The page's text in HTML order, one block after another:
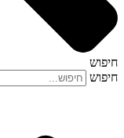
חיפוש
חיפוש